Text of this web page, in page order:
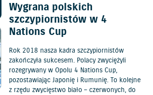
Wygrana polskich
szczypiornistów w 4
Nations Cup
Rok 2018 nasza kadra szczypiornistów
zakończyła sukcesem. Polacy zwyciężyli
rozegrywany w Opolu 4 Nations Cup,
pozostawiając Japonię i Rumunię. To kolejne
z rzędu zwycięstwo biało – czerwonych, do